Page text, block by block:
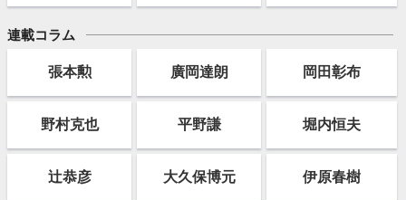
連載コラム
張本勲 廣岡達朗 岡田彰布
野村克也 平野謙 堀内恒夫
辻恭彦 大久保博元 伊原春樹